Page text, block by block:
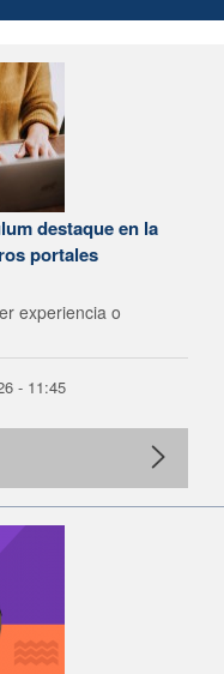
destaque en la
portales
experiencia o
- 11:45